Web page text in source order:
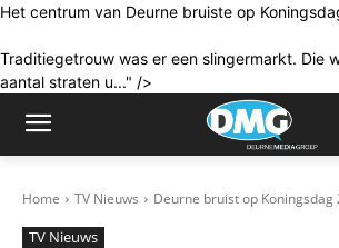
Het centrum van Deurne bruiste op
Traditiegetrouw was er een slingermarkt. Die
aantal straten u..." />
Home TV Nieuws Deurne bruist op Koningsdag
TV Nieuws